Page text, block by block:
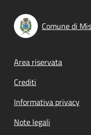
Comune di
Footer menu
Area riservata
Crediti
Informativa privacy
Note legali